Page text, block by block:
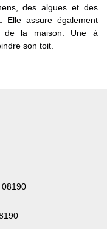
des algues et des
Elle assure également
de la maison. Une à
son toit.
08190